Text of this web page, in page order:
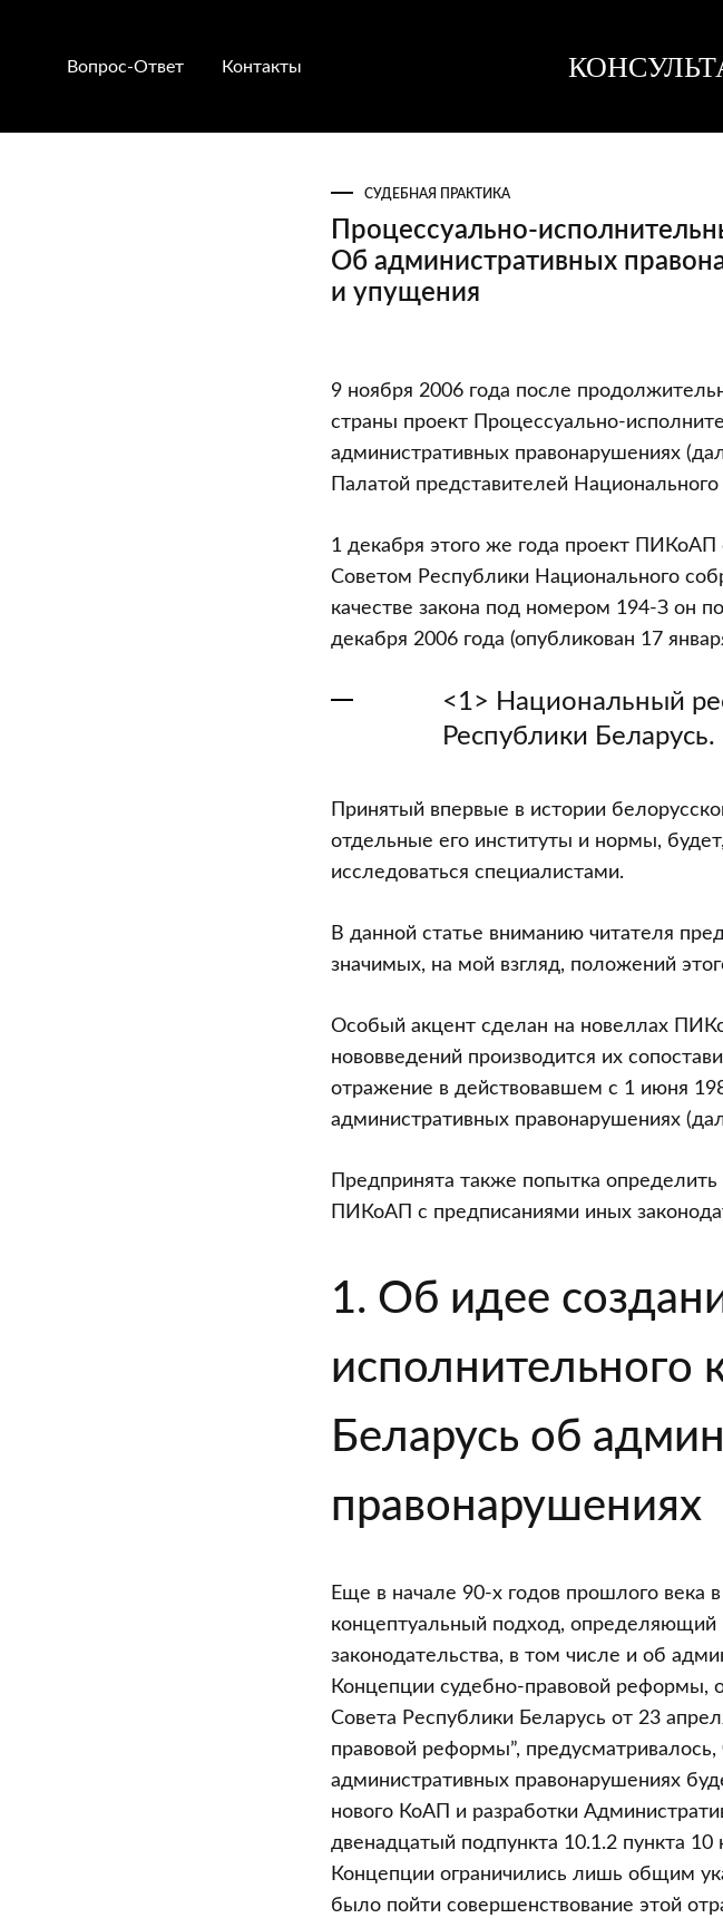
Вопрос-Ответ Контакты
юриста
юриста
СУДЕБНАЯ ПРАКТИКА
Процессуально-
Об административных
и упущения
Процессуально-
исполнительный
кодекс
Республики
Об
административных
правонарушениях
2006
достоинства
9 ноября 2006 года после
страны проект Процессуально-
административных правонарушениях
Палатой представителей
1 декабря этого же года проект
Советом Республики Национального
качестве закона под номером 194-З он
декабря 2006 года (опубликован 17
<1> Национальный
Республики
Принятый впервые в истории
отдельные его институты и нормы,
исследоваться специалистами.
В данной статье вниманию читателя
значимых, на мой взгляд, положений
Особый акцент сделан на новеллах
нововведений производится их
отражение в действовавшем с 1 июня
административных правонарушениях
Предпринята также попытка
ПИКоАП с предписаниями иных
1. Об идее
исполнительного
Беларусь об
правонарушениях
Еще в начале 90-х годов прошлого века
концептуальный подход, определяющий
законодательства, в том числе и об
Концепции судебно-правовой реформы,
Совета Республики Беларусь от 23
правовой реформы”,
административных правонарушениях
нового КоАП и разработки
двенадцатый подпункта 10.1.2 пункта 10
Концепции ограничились лишь общим
было пойти совершенствование этой